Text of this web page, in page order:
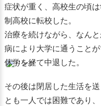
症状が重く、高校生の頃
制高校に転校した。
治療を続けながら、なん
病により大学に通うことが
休学を経て中退した。
その後は閉居した生活を
とも一人では困難であり、